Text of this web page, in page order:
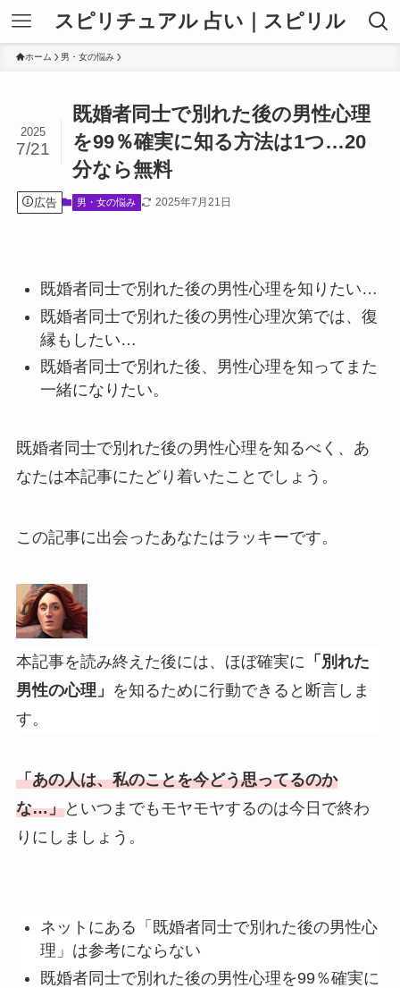
スピリチュアル 占い｜スピリル
ホーム 男・女の悩み
既婚者同士で別れた後の男性心理
を99％確実に知る方法は1つ…20
分なら無料
2025
7/21
広告 男・女の悩み 2025年7月21日
既婚者同士で別れた後の男性心理を知りたい…
既婚者同士で別れた後の男性心理次第では、復
縁もしたい…
既婚者同士で別れた後、男性心理を知ってまた
一緒になりたい。
既婚者同士で別れた後の男性心理を知るべく、あ
なたは本記事にたどり着いたことでしょう。
この記事に出会ったあなたはラッキーです。
本記事を読み終えた後には、ほぼ確実に 「別れた
男性の心理」 を知るために行動できると断言しま
す。
「あの人は、私のことを今どう思ってるのか
な…」といつまでもモヤモヤするのは今日で終わ
りにしましょう。
ネットにある「既婚者同士で別れた後の男性心
理」は参考にならない
既婚者同士で別れた後の男性心理を99％確実に